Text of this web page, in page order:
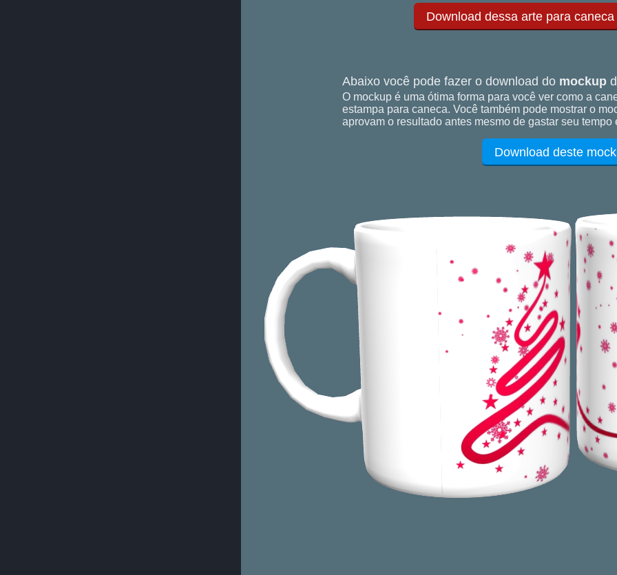
Download dessa arte para
Abaixo você pode fazer o download do mockup
O mockup é uma ótima forma para você ver como a
estampa para caneca. Você também pode mostrar o
aprovam o resultado antes mesmo de gastar seu tempo
Download deste